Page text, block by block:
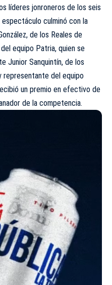
líderes jonroneros de los seis
espectáculo culminó con la
de los Reales de
equipo Patria, quien se
Junior Sanquintín, de los
representante del equipo
un premio en efectivo de
de la competencia.